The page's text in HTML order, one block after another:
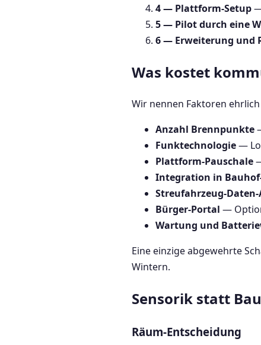
4 — Plattform-Setup
5 — Pilot durch eine
6 — Erweiterung und
Was kostet
Wir nennen Faktoren
Anzahl Brennpunkte
Funktechnologie—
Plattform-Pauschale
Integration in
Streufahrzeug-
Bürger-Portal —
Wartung und
Eine einzige abgewehrte
Wintern.
Sensorik statt
Räum-Entscheidung